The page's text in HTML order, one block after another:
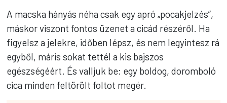
A macska hányás néha csak egy apró „pocakjelzés”,
máskor viszont fontos üzenet a cicád részéről. Ha
figyelsz a jelekre, időben lépsz, és nem legyintesz rá
egyből, máris sokat tettél a kis bajszos
egészségéért. És valljuk be: egy boldog, doromboló
cica minden feltörölt foltot megér.